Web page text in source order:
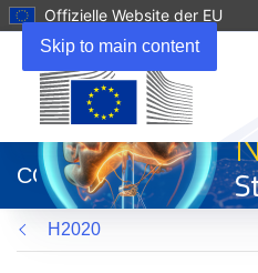
Skip to main content
Offizielle Website der EU
neuem
Fenster)
CORDIS
H2020